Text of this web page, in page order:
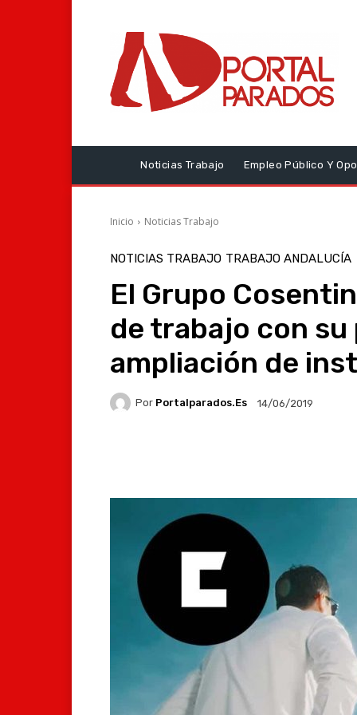
Noticias Trabajo Empleo Público Y
Inicio Noticias Trabajo
NOTICIAS TRABAJO TRABAJO ANDALUCÍA
El Grupo
de trabajo con
ampliación de
Por Portalparados.es 14/06/2019